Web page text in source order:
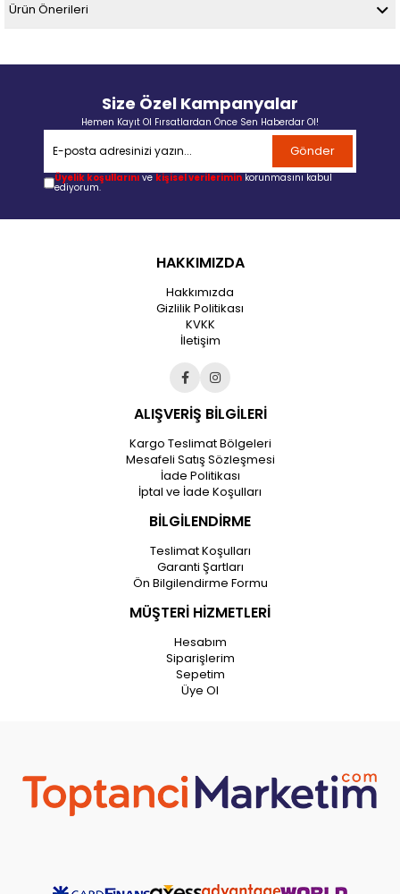
Ürün Önerileri
Size Özel Kampanyalar
Hemen Kayıt Ol Fırsatlardan Önce Sen Haberdar Ol!
Gönder
Üyelik koşullarını ve kişisel verilerimin korunmasını kabul
ediyorum.
HAKKIMIZDA
Hakkımızda
Gizlilik Politikası
KVKK
İletişim
ALIŞVERİŞ BİLGİLERİ
Kargo Teslimat Bölgeleri
Mesafeli Satış Sözleşmesi
İade Politikası
İptal ve İade Koşulları
BİLGİLENDİRME
Teslimat Koşulları
Garanti Şartları
Ön Bilgilendirme Formu
MÜŞTERİ HİZMETLERİ
Hesabım
Siparişlerim
Sepetim
Üye Ol